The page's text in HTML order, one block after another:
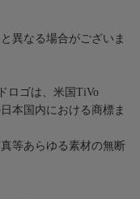
異なる場合がございま
ロゴは、米国TiVo
本国内における商標ま
等あらゆる素材の無断